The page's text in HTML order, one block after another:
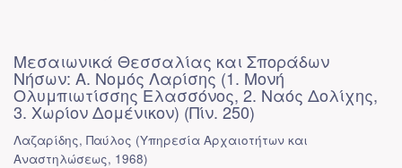
Μεσαιωνικά Θεσσαλίας και Σποράδων
Νήσων: Α. Νομός Λαρίσης (1. Μονή
Ολυμπιωτίσσης Ελασσόνος, 2. Ναός Δολίχης,
3. Χωρίον Δομένικον) (Πίν. 250)
Λαζαρίδης, Παύλος (Υπηρεσία Αρχαιοτήτων και
Αναστηλώσεως, 1968)